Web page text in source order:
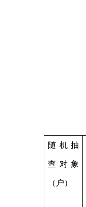
随机抽
查对象
（户）